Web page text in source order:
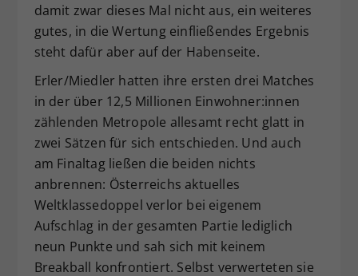
damit zwar dieses Mal nicht aus, ein weiteres
gutes, in die Wertung einfließendes Ergebnis
steht dafür aber auf der Habenseite.
Erler/Miedler hatten ihre ersten drei Matches
in der über 12,5 Millionen Einwohner:innen
zählenden Metropole allesamt recht glatt in
zwei Sätzen für sich entschieden. Und auch
am Finaltag ließen die beiden nichts
anbrennen: Österreichs aktuelles
Weltklassedoppel verlor bei eigenem
Aufschlag in der gesamten Partie lediglich
neun Punkte und sah sich mit keinem
Breakball konfrontiert. Selbst verwerteten sie